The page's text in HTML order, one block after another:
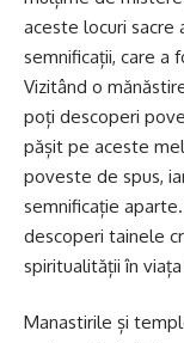
aceste locuri sacre
semnificații, care a
Vizitând o
poți descoperi
pășit pe aceste
poveste de spus,
semnificație
descoperi tainele
spiritualității în
Manastirile și